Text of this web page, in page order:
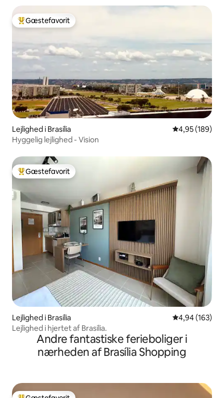
Bedste gæstefavorit
Gæstefavorit
Lejlighed i Brasília 4,95 ud af 5 i
4,95 (189)
Hyggelig lejlighed - Vision
Bedste gæstefavorit
Gæstefavorit
Lejlighed i Brasília 4,94 ud af 5 i
4,94 (163)
Lejlighed i hjertet af Brasília.
Andre fantastiske ferieboliger i
nærheden af Brasília Shopping